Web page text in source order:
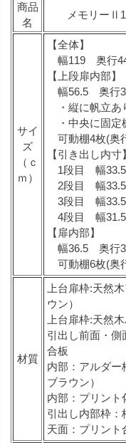
商品
名
メモリー
サイ
ズ
（ｃ
ｍ）
【全体】
幅119 奥行
【上段扉内部】
幅56.5 奥行
・縦に帆立あ
・中央に固定
可動棚4枚(奥
【引き出し内寸】
1段目 幅
2段目 幅
3段目 幅
4段目 幅31.5
【扉内部】
幅36.5 奥行
可動棚6枚(奥
材質
上台扉枠:天然
ウン）
上台扉枠:天然
引出し前面・側
合板
内部：アルダー
ブラウン）
内部：プリント
引出し内部枠：
天面：プリント